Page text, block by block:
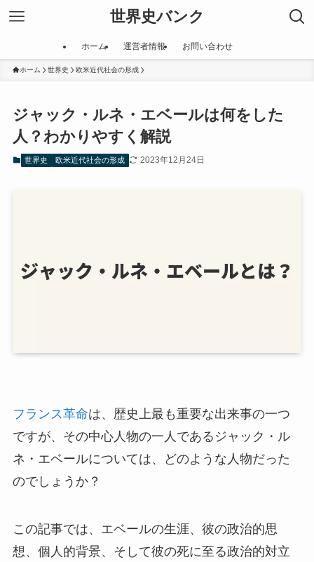
世界史バンク
ホーム 運営者情報 お問い合わせ
ホーム 世界史 欧米近代社会の形成
ジャック・ルネ・エベールは何をした
人？わかりやすく解説
世界史 欧米近代社会の形成 2023年12月24日
フランス革命は、歴史上最も重要な出来事の一つ
ですが、その中心人物の一人であるジャック・ル
ネ・エベールについては、どのような人物だった
のでしょうか？
この記事では、エベールの生涯、彼の政治的思
想、個人的背景、そして彼の死に至る政治的対立